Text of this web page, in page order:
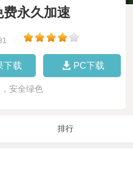
永久加速
下载 PC下载
安全绿色
排行